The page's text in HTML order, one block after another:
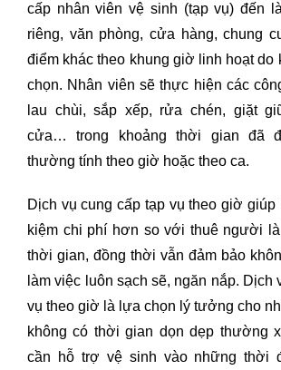
cấp nhân viên vệ sinh (tạp vụ) đến
riêng, văn phòng, cửa hàng, chung
điểm khác theo khung giờ linh hoạt do
chọn. Nhân viên sẽ thực hiện các
lau chùi, sắp xếp, rửa chén, giặt
cửa… trong khoảng thời gian đã
thường tính theo giờ hoặc theo ca.
Dịch vụ cung cấp tạp vụ theo giờ giúp
kiệm chi phí hơn so với thuê người
thời gian, đồng thời vẫn đảm bảo
làm việc luôn sạch sẽ, ngăn nắp. Dịch
vụ theo giờ là lựa chọn lý tưởng cho
không có thời gian dọn dẹp thường
cần hỗ trợ vệ sinh vào những thời